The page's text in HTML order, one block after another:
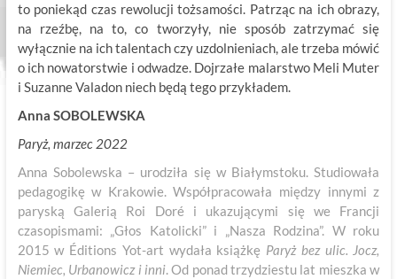
to poniekąd czas rewolucji tożsamości. Patrząc na ich obrazy,
na rzeźbę, na to, co tworzyły, nie sposób zatrzymać się
wyłącznie na ich talentach czy uzdolnieniach, ale trzeba mówić
o ich nowatorstwie i odwadze. Dojrzałe malarstwo Meli Muter
i Suzanne Valadon niech będą tego przykładem.
Anna SOBOLEWSKA
Paryż, marzec 2022
Anna Sobolewska – urodziła się w Białymstoku. Studiowała
pedagogikę w Krakowie. Współpracowała między innymi z
paryską Galerią Roi Doré i ukazującymi się we Francji
czasopismami: „Głos Katolicki” i „Nasza Rodzina”. W roku
2015 w Éditions Yot-art wydała książkę Paryż bez ulic. Jocz,
Niemiec, Urbanowicz i inni. Od ponad trzydziestu lat mieszka w